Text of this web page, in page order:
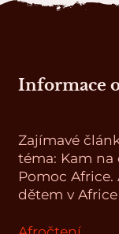
Informace
Zajímavé
téma: Kam na
Pomoc
dětem v Africe